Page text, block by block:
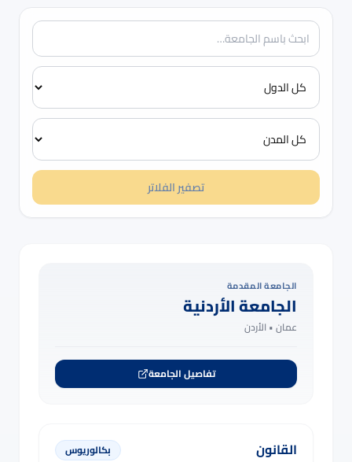
تصفير الفلاتر
الجامعة المقدمة
الجامعة الأردنية
عمان • الأردن
تفاصيل الجامعة
القانون
بكالوريوس